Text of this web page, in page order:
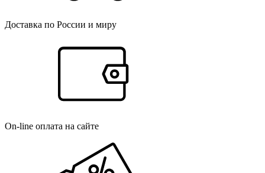
Доставка по России и миру
On-line оплата на сайте